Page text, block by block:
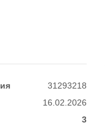
31293218
16.02.2026
3